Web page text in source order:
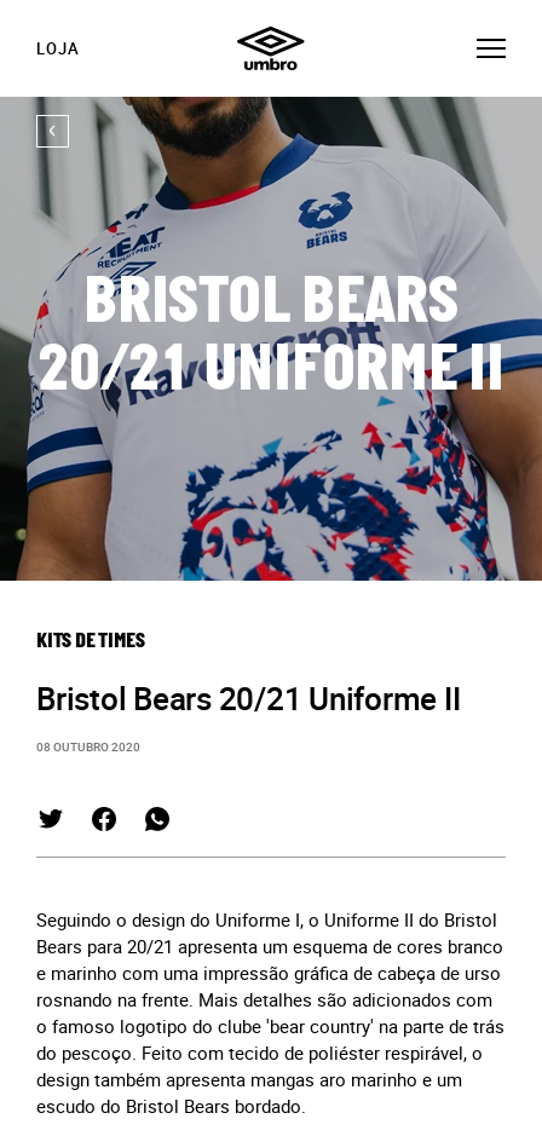
LOJA
BRISTOL BEARS
20/21 UNIFORME II
KITS DE TIMES
Bristol Bears 20/21 Uniforme II
08 OUTUBRO 2020
Seguindo o design do Uniforme I, o Uniforme II do Bristol
Bears para 20/21 apresenta um esquema de cores branco
e marinho com uma impressão gráfica de cabeça de urso
rosnando na frente. Mais detalhes são adicionados com
o famoso logotipo do clube 'bear country' na parte de trás
do pescoço. Feito com tecido de poliéster respirável, o
design também apresenta mangas aro marinho e um
escudo do Bristol Bears bordado.